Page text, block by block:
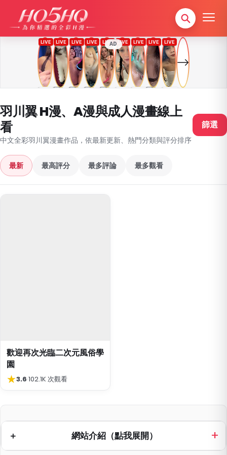
AD
羽川翼 H漫、A漫與成人漫畫線上
看
中文全彩羽川翼漫畫作品，依最新更新、熱門分類與評分排序
篩選
最新 最高評分 最多評論 最多觀看
歡迎再次光臨二次元風俗學
園
★3.6·102.1K 次觀看
網站介紹（點我展開）